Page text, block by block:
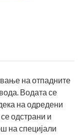
на отпадните
Водата се
на одредени
одстрани и
на специјали